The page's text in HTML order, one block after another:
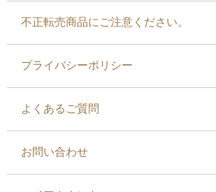
不正転売商品にご注意ください。
プライバシーポリシー
よくあるご質問
お問い合わせ